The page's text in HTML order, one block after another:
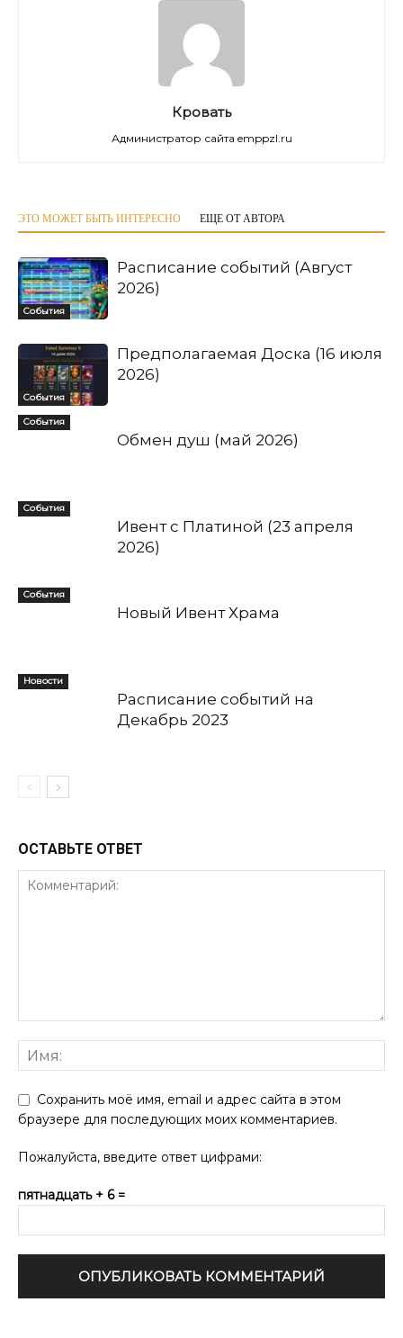
Кровать
Администратор сайта emppzl.ru
ЭТО МОЖЕТ БЫТЬ ИНТЕРЕСНО ЕЩЕ ОТ АВТОРА
События
Расписание событий (Август
2026)
События
Предполагаемая Доска (16 июля
2026)
События
Обмен душ (май 2026)
События
Ивент с Платиной (23 апреля
2026)
События
Новый Ивент Храма
Новости
Расписание событий на
Декабрь 2023
ОСТАВЬТЕ ОТВЕТ
Сохранить моё имя, email и адрес сайта в этом
браузере для последующих моих комментариев.
Пожалуйста, введите ответ цифрами:
пятнадцать + 6 =